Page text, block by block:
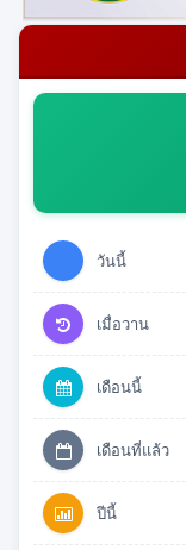
วันนี้
เมื่อวาน
เดือนนี้
เดือนที่แล้ว
ปีนี้